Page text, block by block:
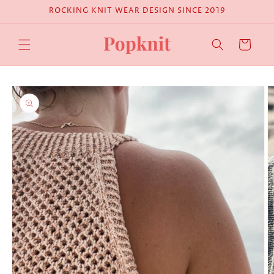
Skip toROCKING KNIT WEAR DESIGN SINCE 2019
Cart
Skip to
product
information